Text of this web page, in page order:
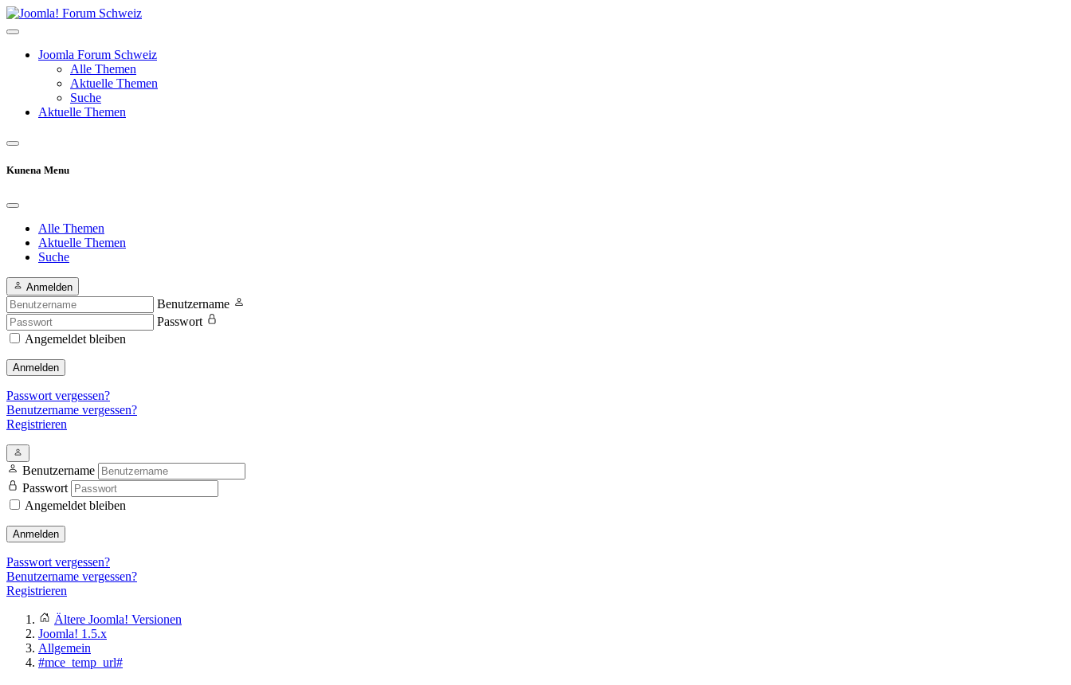
Joomla Forum Schweiz
Alle Themen
Aktuelle Themen
Suche
Aktuelle Themen
Kunena Menu
Alle Themen
Aktuelle Themen
Suche
Anmelden
Benutzername
Passwort
Angemeldet bleiben
Anmelden
Passwort vergessen?
Benutzername vergessen?
Registrieren
Benutzername
Passwort
Angemeldet bleiben
Anmelden
Passwort vergessen?
Benutzername vergessen?
Registrieren
Ältere Joomla! Versionen
Joomla! 1.5.x
Allgemein
#mce_temp_url#